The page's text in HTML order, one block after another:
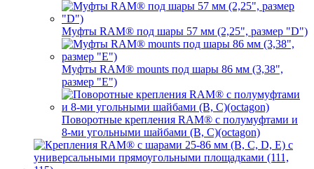
Муфты RAM® под шары 57 мм (2,25", размер "D")
Муфты RAM® mounts под шары 86 мм (3,38",
размер "E")
Поворотные крепления RAM® c полумуфтами и
8-ми угольными шайбами (B, C)(octagon)